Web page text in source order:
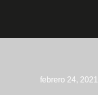
febrero 24, 2021